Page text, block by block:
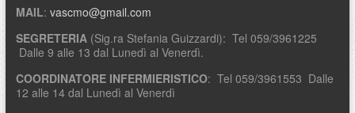
MAIL: vascmo@gmail.com
SEGRETERIA(Sig.ra Stefania Guizzardi): Tel 059/3961225
Dalle 9 alle 13 dal Lunedì al Venerdì.
COORDINATORE INFERMIERISTICO: Tel 059/3961553 Dalle
12 alle 14 dal Lunedì al Venerdì